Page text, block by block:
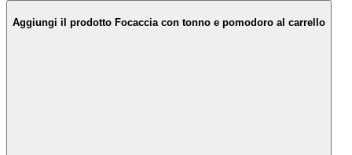
Aggiungi il prodotto Focaccia con tonno e pomodoro al carrello